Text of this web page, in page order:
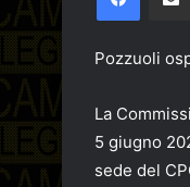
Pozzuoli
La
5 giugno
sede del